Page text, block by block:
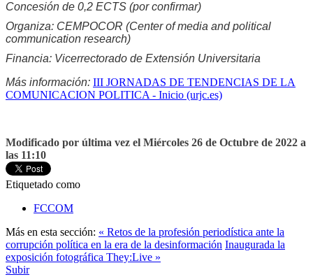
Concesión de 0,2 ECTS (por confirmar)
Organiza: CEMPOCOR (Center of media and political
communication research)
Financia: Vicerrectorado de Extensión Universitaria
Más información: III JORNADAS DE TENDENCIAS DE LA
COMUNICACION POLITICA - Inicio (urjc.es)
Modificado por última vez el Miércoles 26 de Octubre de 2022 a
las 11:10
Etiquetado como
FCCOM
Más en esta sección: « Retos de la profesión periodística ante la
corrupción política en la era de la desinformación Inaugurada la
exposición fotográfica They:Live »
Subir